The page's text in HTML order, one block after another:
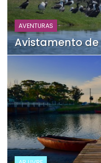
AVENTURAS
Avistamento de